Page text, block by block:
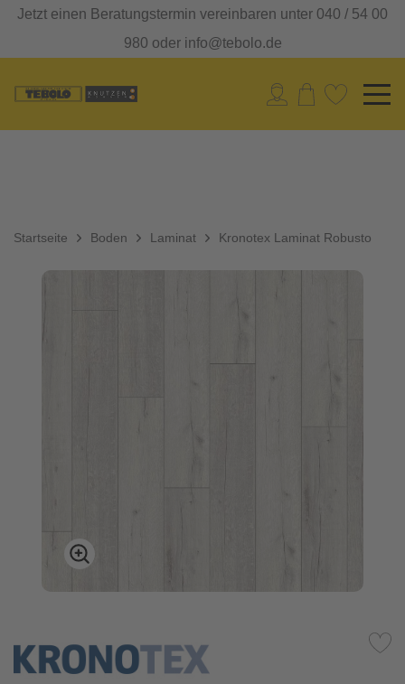
Jetzt einen Beratungstermin vereinbaren unter 040 / 54 00
980 oder info@tebolo.de
Startseite Boden Laminat Kronotex Laminat Robusto